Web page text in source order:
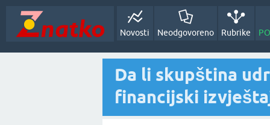
Novosti Neodgovoreno Rubrike
Da li skupština
financijski